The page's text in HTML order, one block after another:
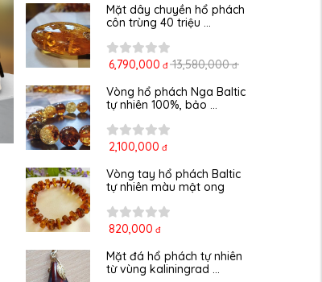
Mặt dây chuyền hổ phách
côn trùng 40 triệu ...
6,790,000 đ 13,580,000 đ
Vòng hổ phách Nga Baltic
tự nhiên 100%, bảo ...
2,100,000 đ
Vòng tay hổ phách Baltic
tự nhiên màu mật ong
820,000 đ
Mặt đá hổ phách tự nhiên
từ vùng kaliningrad ...